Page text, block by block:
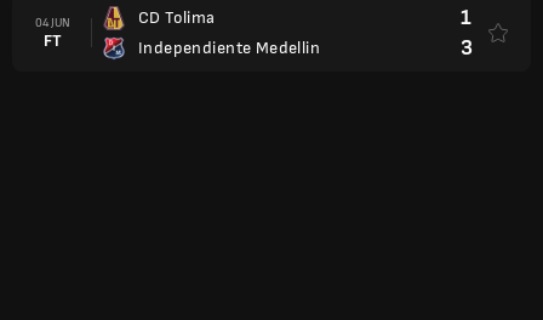
04 JUN
FT
CD Tolima
Independiente Medellin
1
3